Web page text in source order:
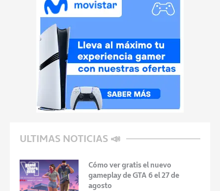
ULTIMAS NOTICIAS 📣
Cómo ver gratis el nuevo
gameplay de GTA 6 el 27 de
agosto